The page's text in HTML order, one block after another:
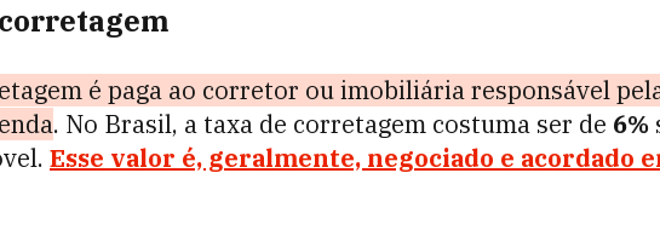
é paga ao corretor ou imobiliária responsável
. No Brasil, a taxa de corretagem costuma ser de 6%
Esse valor é, geralmente, negociado e acordado